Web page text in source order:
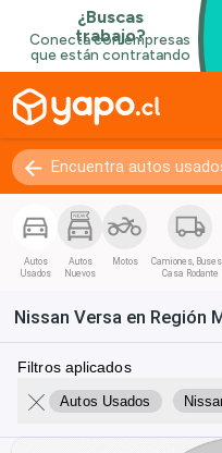
Autos
Usados
Autos
Nuevos
Motos
Camiones,
Casa Rodante
Nissan Versa en Región
Filtros aplicados
Autos Usados